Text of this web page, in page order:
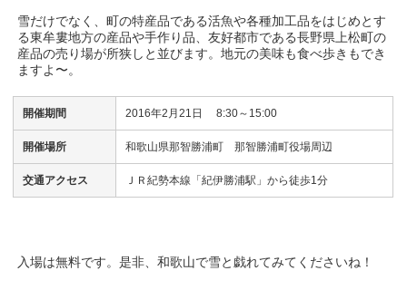
雪だけでなく、町の特産品である活魚や各種加工品をはじめとす
る東牟婁地方の産品や手作り品、友好都市である長野県上松町の
産品の売り場が所狭しと並びます。地元の美味も食べ歩きもでき
ますよ〜。
開催期間 2016年2月21日 8:30～15:00
開催場所 和歌山県那智勝浦町 那智勝浦町役場周辺
交通アクセス ＪＲ紀勢本線「紀伊勝浦駅」から徒歩1分
入場は無料です。是非、和歌山で雪と戯れてみてくださいね！